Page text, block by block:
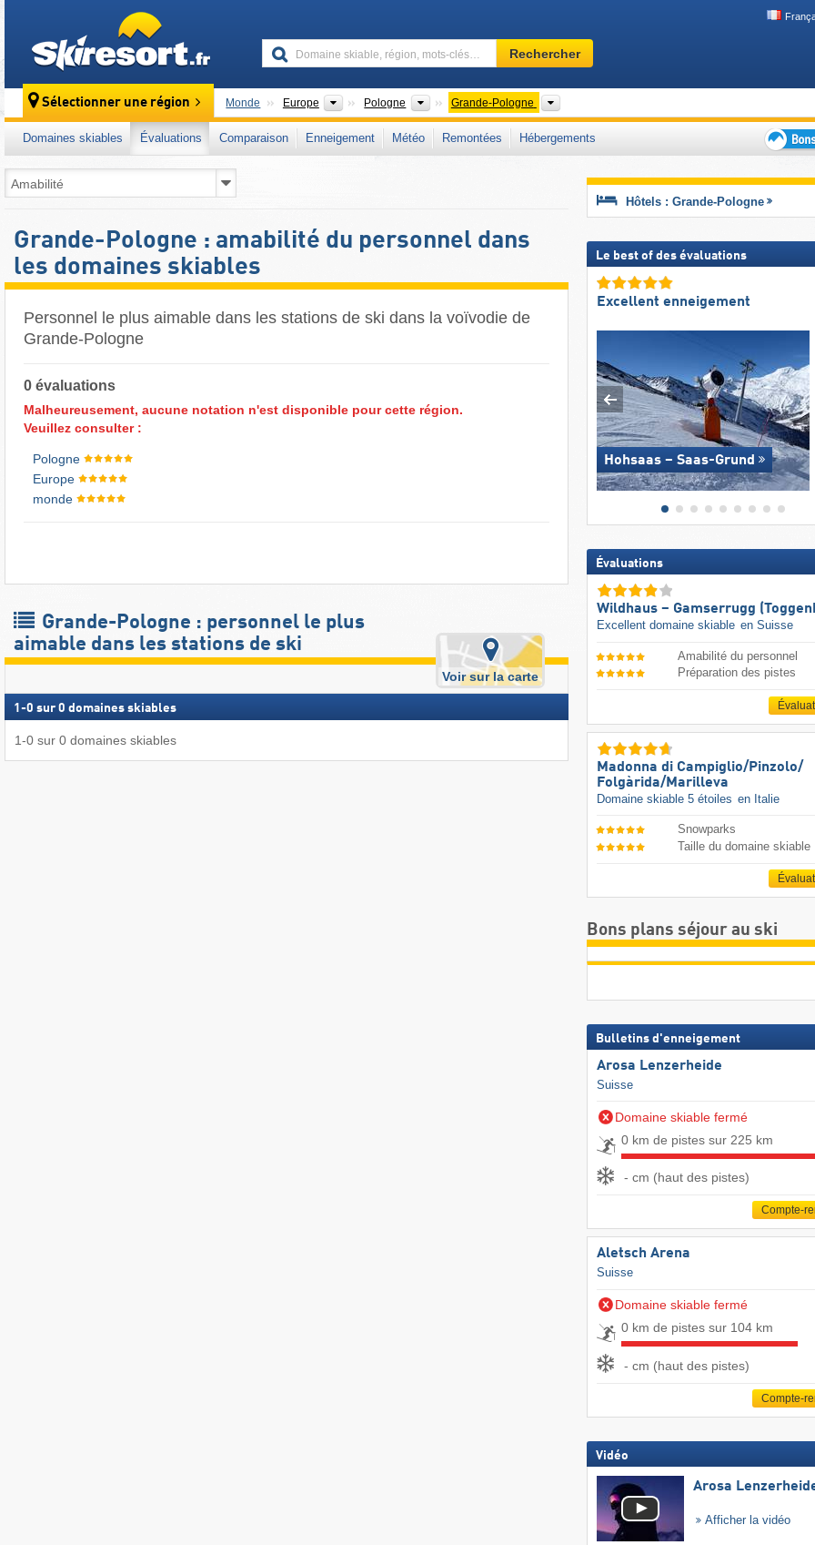
Domaine
skiable,
mots-
clés…
Rechercher
Sélectionner une région Monde Europe Continents
Pologne PaysGrande-Pologne
Domaines skiables Évaluations Comparaison Enneigement Météo Remontées
Hébergements
plans
séjour
Grande-Pologne : amabilité du personnel dans
les domaines skiables
Personnel le plus aimable dans les stations de ski dans la voïvodie de
Grande-Pologne
0 évaluations
Malheureusement, aucune notation n'est disponible pour cette région.
Veuillez consulter :
Pologne
Europe
monde
Grande-Pologne : personnel le plus
aimable dans les stations de ski
Voir sur la carte
1 -0 sur0 domaines skiables
1-0 sur 0 domaines skiables
Hôtels : Grande-Pologne
Le best of des évaluations
Excellent enneigement
Hohsaas – Saas-Grund
Évaluations
Wildhaus – Gamserrugg
Excellent domaine skiable en Suisse
Amabilité du personnel
Préparation des pistes
Madonna di Campiglio/​Pinzolo/​
Folgàrida/​Marilleva
Domaine skiable 5 étoiles en Italie
Snowparks
Taille du domaine skiable
Bons plans séjour au ski
Bulletins d'enneigement
Arosa Lenzerheide
Suisse
Domaine skiable fermé
0 km de pistes sur 225 km
- cm (haut des pistes)
Compte-
Aletsch Arena
Suisse
Domaine skiable fermé
0 km de pistes sur 104 km
- cm (haut des pistes)
Compte-
Vidéo
Arosa
Afficher la vidéo